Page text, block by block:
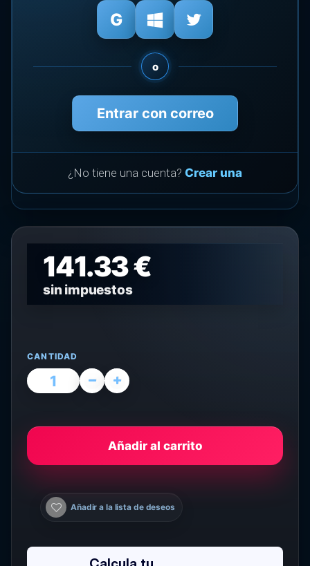
o
Entrar con correo
¿No tiene una cuenta? Crear una
141.33 €
sin impuestos
CANTIDAD
Añadir al carrito
Añadir a la lista de deseos